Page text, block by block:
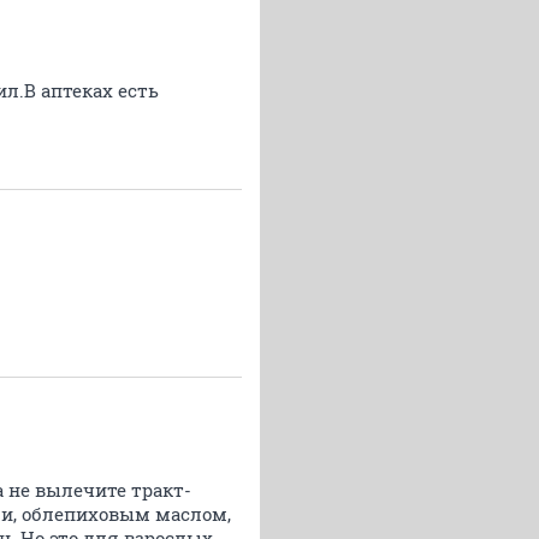
аптеках есть
не вылечите тракт-
облепиховым маслом,